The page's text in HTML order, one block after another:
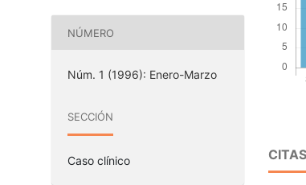
NÚMERO
Núm. 1 (1996): Enero-Marzo
SECCIÓN
Caso clínico CITAS